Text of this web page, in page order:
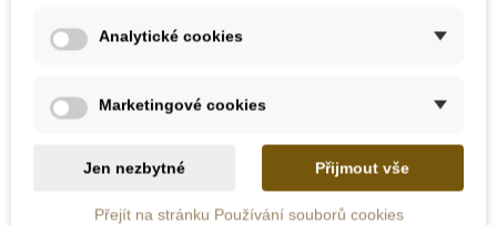
Samolepková knížka
199 Kč
Přidat do košíku
Samolepková knížka
Přidat do košíku
Analytické cookies
Marketingové cookies
Jen nezbytné Přijmout vše
Přejít na stránku Používání souborů cookies